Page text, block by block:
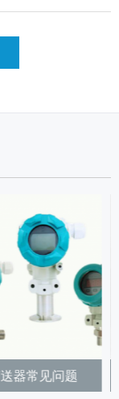
反渗透膜使用寿